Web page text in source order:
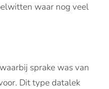
waar nog veel
sprake was van
Dit type datalek